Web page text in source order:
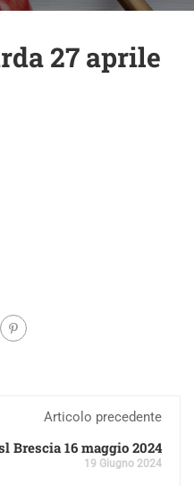
27 aprile
Articolo precedente
Brescia 16 maggio 2024
19 Giugno 2024